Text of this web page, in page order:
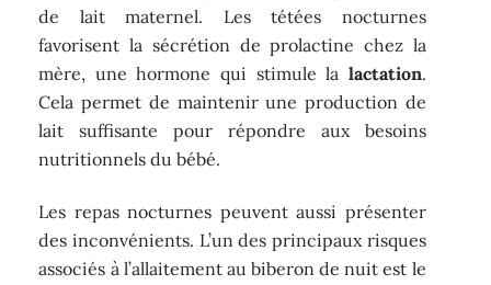
de lait maternel. Les tétées nocturnes
favorisent la sécrétion de prolactine chez la
mère, une hormone qui stimule la lactation.
Cela permet de maintenir une production de
lait suffisante pour répondre aux besoins
nutritionnels du bébé.
Les repas nocturnes peuvent aussi présenter
des inconvénients. L’un des principaux risques
associés à l’allaitement au biberon de nuit est le